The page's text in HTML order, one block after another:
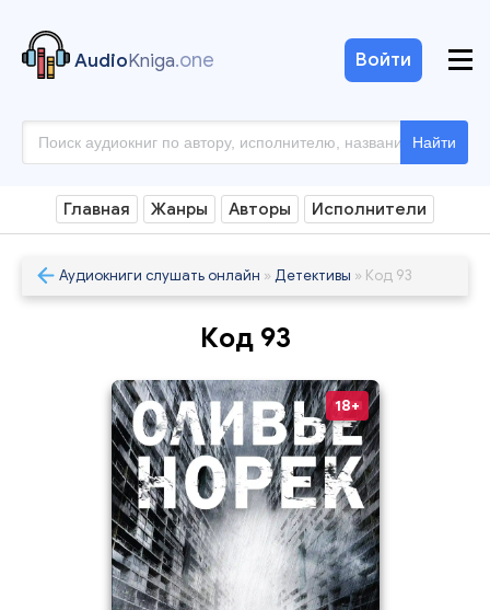
AudioKniga.one
Найти
Войти
Главная Жанры Авторы Исполнители
Аудиокниги слушать онлайн » Детективы » Код 93
Код 93
18+